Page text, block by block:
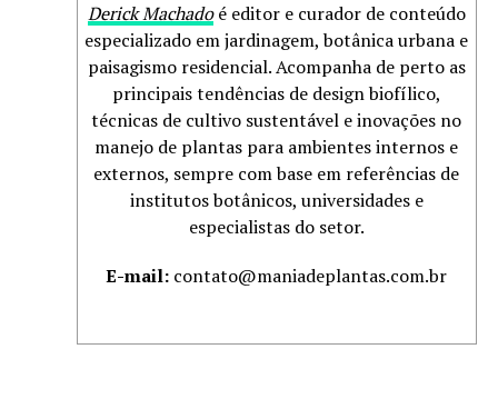
Derick Machadoé editor e curador de conteúdo
especializado em jardinagem, botânica urbana e
paisagismo residencial. Acompanha de perto as
principais tendências de design biofílico,
técnicas de cultivo sustentável e inovações no
manejo de plantas para ambientes internos e
externos, sempre com base em referências de
institutos botânicos, universidades e
especialistas do setor.
E-mail: contato@maniadeplantas.com.br